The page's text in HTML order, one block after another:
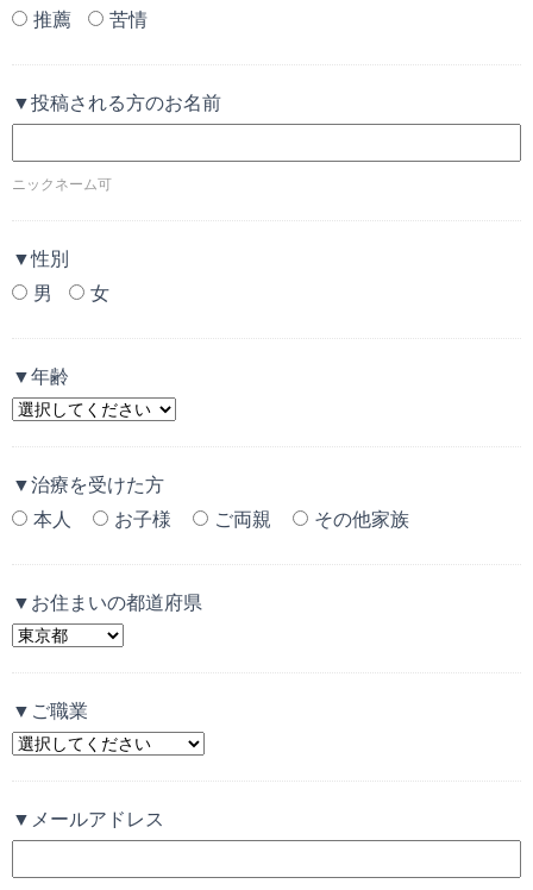
推薦
苦情
▼投稿される方のお名前
ニックネーム可
▼性別
男
女
▼年齢
▼治療を受けた方
本人
お子様 ご両親 その他家族
▼お住まいの都道府県
▼ご職業
▼メールアドレス